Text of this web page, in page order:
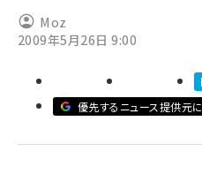
meo (1275)
llmo (1163)
Moz
2009年5月26日 9:00
優先するニュース提供元